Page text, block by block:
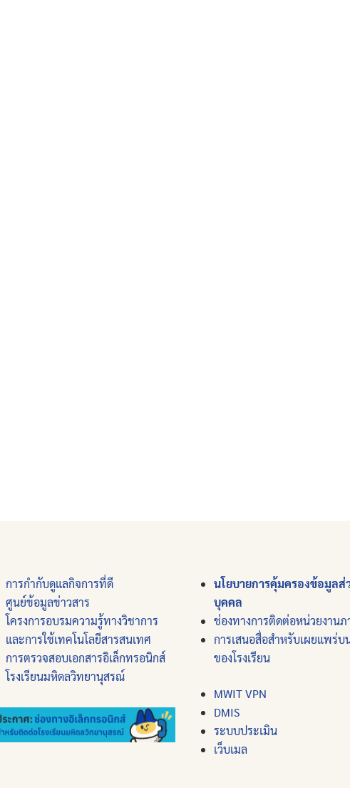
การกำกับดูแลกิจการที่ดี
ศูนย์ข้อมูลข่าวสาร
โครงการอบรมความรู้ทางวิชาการ
และการใช้เทคโนโลยีสารสนเทศ
การตรวจสอบเอกสารอิเล็กทรอนิกส์
โรงเรียนมหิดลวิทยานุสรณ์
นโยบายการคุ้มครองข้อมูลส่
บุคคล
ช่องทางการติดต่อหน่วยงานภ
การเสนอสื่อสำหรับเผยแพร่บ
ของโรงเรียน
MWIT VPN
DMIS
ระบบประเมิน
เว็บเมล